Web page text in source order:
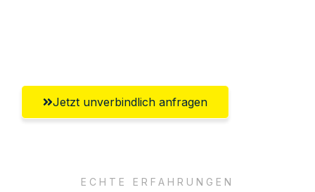
Jetzt unverbindlich anfragen
ECHTE ERFAHRUNGEN